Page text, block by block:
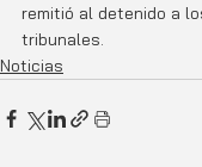
remitió al detenido a
tribunales.
Noticias